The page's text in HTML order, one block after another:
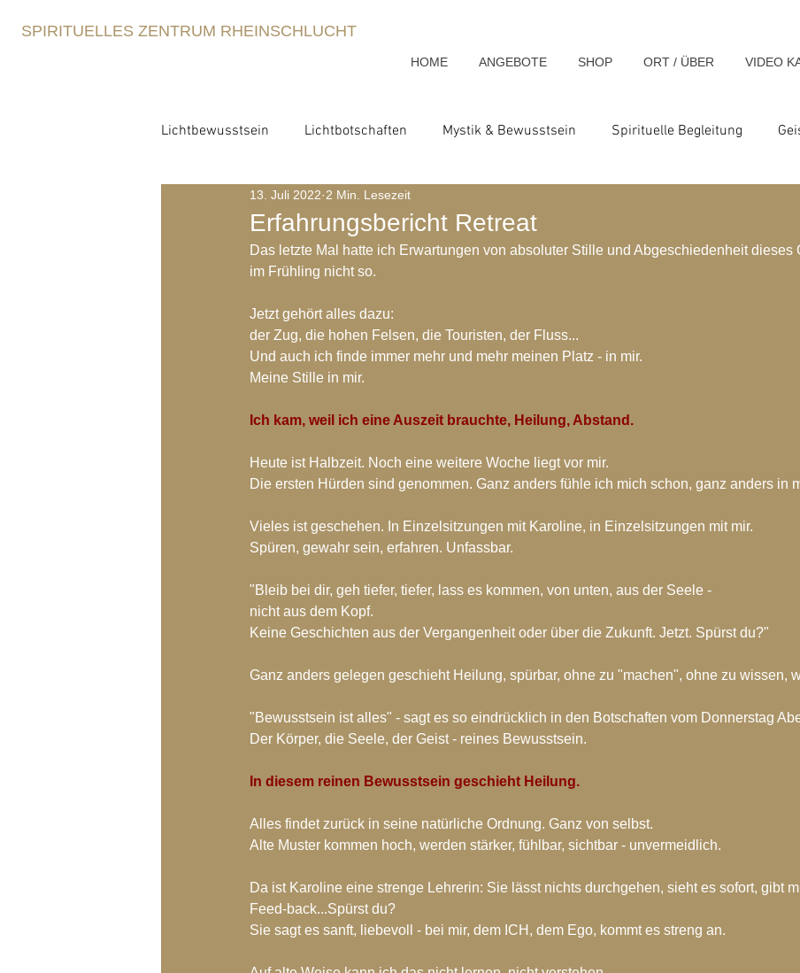
SPIRITUELLES ZENTRUM RHEINSCHLUCHT
HOME ANGEBOTE SHOP ORT / ÜBER VIDEO
Lichtbewusstsein Lichtbotschaften Mystik & Bewusstsein Spirituelle Begleitung
Lichtbewusstsein Lichtmensch & Homo Luminous
Spirituelle Erziehung Retreats und Seminare
Blog-Archiv-2021 Blog-Archiv-2020 Blog-Archiv-2019
Blog-Archiv-2018 Blog-Archiv-2017 Blog-Archiv-2016 Spirituelle Entwicklung
Erfahrungsbericht Retreat
13. Juli 2022 2 Min. Lesezeit
Das letzte Mal hatte ich Erwartungen von absoluter Stille und Abgeschiedenheit dieses
im Frühling nicht so.
Jetzt gehört alles dazu:
der Zug, die hohen Felsen, die Touristen, der Fluss...
Und auch ich finde immer mehr und mehr meinen Platz - in mir.
Meine Stille in mir.
Ich kam, weil ich eine Auszeit brauchte, Heilung, Abstand.
Heute ist Halbzeit. Noch eine weitere Woche liegt vor mir.
Die ersten Hürden sind genommen. Ganz anders fühle ich mich schon, ganz anders in
Vieles ist geschehen. In Einzelsitzungen mit Karoline, in Einzelsitzungen mit mir.
Spüren, gewahr sein, erfahren. Unfassbar.
"Bleib bei dir, geh tiefer, tiefer, lass es kommen, von unten, aus der Seele -
nicht aus dem Kopf.
Keine Geschichten aus der Vergangenheit oder über die Zukunft. Jetzt. Spürst du?"
Ganz anders gelegen geschieht Heilung, spürbar, ohne zu "machen", ohne zu wissen,
"Bewusstsein ist alles" - sagt es so eindrücklich in den Botschaften vom Donnerstag
Der Körper, die Seele, der Geist - reines Bewusstsein.
In diesem reinen Bewusstsein geschieht Heilung.
Alles findet zurück in seine natürliche Ordnung. Ganz von selbst.
Alte Muster kommen hoch, werden stärker, fühlbar, sichtbar - unvermeidlich.
Da ist Karoline eine strenge Lehrerin: Sie lässt nichts durchgehen, sieht es sofort, gibt
Feed-back...Spürst du?
Sie sagt es sanft, liebevoll - bei mir, dem ICH, dem Ego, kommt es streng an.